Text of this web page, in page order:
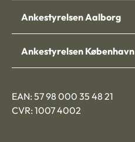
Ankestyrelsen Aalborg
Ankestyrelsen København
EAN: 57 98 000 35 48 21
CVR: 1007 4002